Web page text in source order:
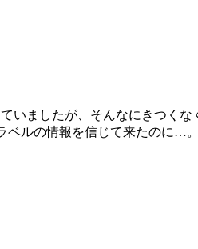
ましたが、そんなにきつくな
ベルの情報を信じて来たのに…。